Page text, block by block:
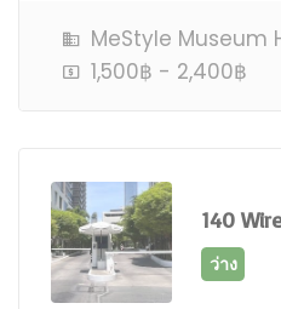
MeStyle Museum
1,500฿ - 2,400฿
140
ว่าง